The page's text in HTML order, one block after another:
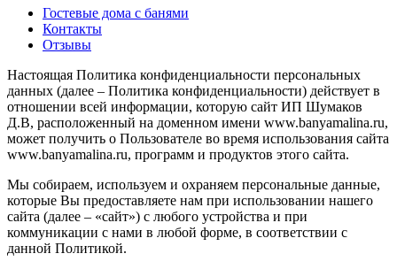
Гостевые дома с банями
Контакты
Отзывы
Настоящая Политика конфиденциальности персональных
данных (далее – Политика конфиденциальности) действует в
отношении всей информации, которую сайт ИП Шумаков
Д.В, расположенный на доменном имени www.banyamalina.ru,
может получить о Пользователе во время использования сайта
www.banyamalina.ru, программ и продуктов этого сайта.
Мы собираем, используем и охраняем персональные данные,
которые Вы предоставляете нам при использовании нашего
сайта (далее – «сайт») с любого устройства и при
коммуникации с нами в любой форме, в соответствии с
данной Политикой.